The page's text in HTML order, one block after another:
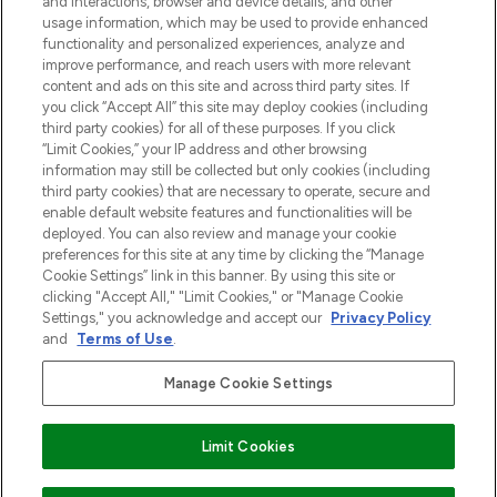
Cookie-toestemming
Do Not Sell or Share My Personal
Information
HELP & INFORMATIE
BEDRIJFSINFORMATIE
OVER LOOKFANTASTIC
Betaal veilig met
usage information, which may be used to provide enhanced
functionality and personalized experiences, analyze and
improve performance, and reach users with more relevant
content and ads on this site and across third party sites. If
you click “Accept All” this site may deploy cookies (including
third party cookies) for all of these purposes. If you click
“Limit Cookies,” your IP address and other browsing
information may still be collected but only cookies (including
third party cookies) that are necessary to operate, secure and
enable default website features and functionalities will be
deployed. You can also review and manage your cookie
preferences for this site at any time by clicking the “Manage
Cookie Settings” link in this banner. By using this site or
clicking "Accept All," "Limit Cookies," or "Manage Cookie
Settings," you acknowledge and accept our Privacy Policy
and
Terms of Use.
Manage Cookie Settings
Limit Cookies